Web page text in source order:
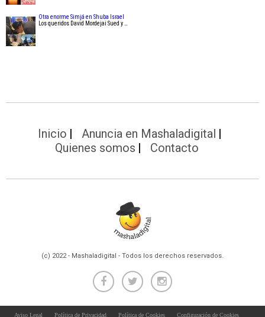
Otra enorme Simjá en Shuba Israel
Los queridos David Mordejai Sued y …
Inicio
Anuncia en Mashaladigital
Quienes somos
Contacto
(c) 2022 - Mashaladigital - Todos los derechos reservados.
Aviso Legal Política de Privacidad Política de Cookies Configuración de Cookies